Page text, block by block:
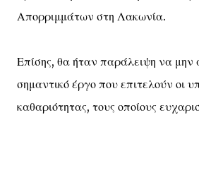
Απορριμμάτων στη Λακωνία.
Επίσης, θα ήταν παράλειψη να
σημαντικό έργο που επιτελούν οι
καθαριότητας, τους οποίους